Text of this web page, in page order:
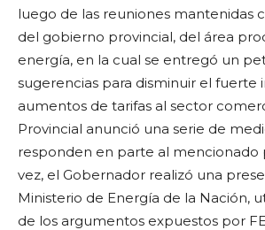
luego de las reuniones mantenidas
del gobierno provincial, del área
energía, en la cual se entregó un
sugerencias para disminuir el fuerte
aumentos de tarifas al sector
Provincial anunció una serie de
responden en parte al mencionado
vez, el Gobernador realizó una
Ministerio de Energía de la Nación,
de los argumentos expuestos por